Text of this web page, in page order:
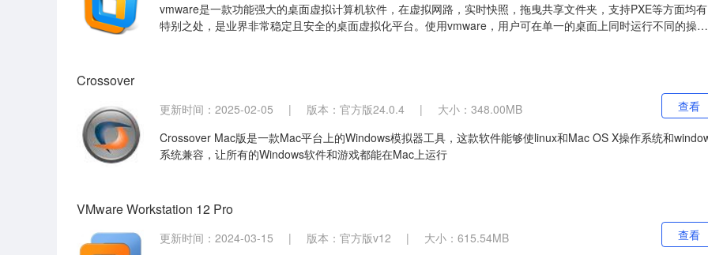
vmware是一款功能强大的桌面虚拟计算机软件，在虚拟网路，实时快照，拖曳共享文件夹，支持PXE等方面均有
特别之处，是业界非常稳定且安全的桌面虚拟化平台。使用vmware，用户可在单一的桌面上同时运行不同的操作
Crossover
更新时间：2025-02-05 | 版本：官方版24.0.4 |
大小：348.00MB
Crossover Mac版是一款Mac平台上的Windows模拟器工具，这款软件能够使linux和Mac OS X操作系统和
系统兼容，让所有的Windows软件和游戏都能在Mac上运行
查看
VMware Workstation 12 Pro
更新时间：2024-03-15 | 版本：官方版v12 |
大小：615.54MB
查看